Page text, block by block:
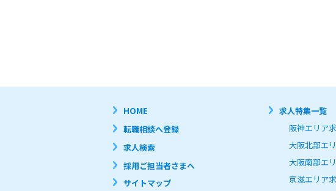
HOME
転職相談へ登録
求人検索
採用ご担当者さまへ
サイトマップ
求人特集一覧
阪神エリア
大阪北部エ
大阪南部エ
京滋エリア